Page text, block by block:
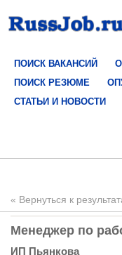
ПОИСК ВАКАНСИЙ
ПОИСК РЕЗЮМЕ
СТАТЬИ И НОВОСТИ
« Вернуться к
Менеджер по
ИП Пьянкова